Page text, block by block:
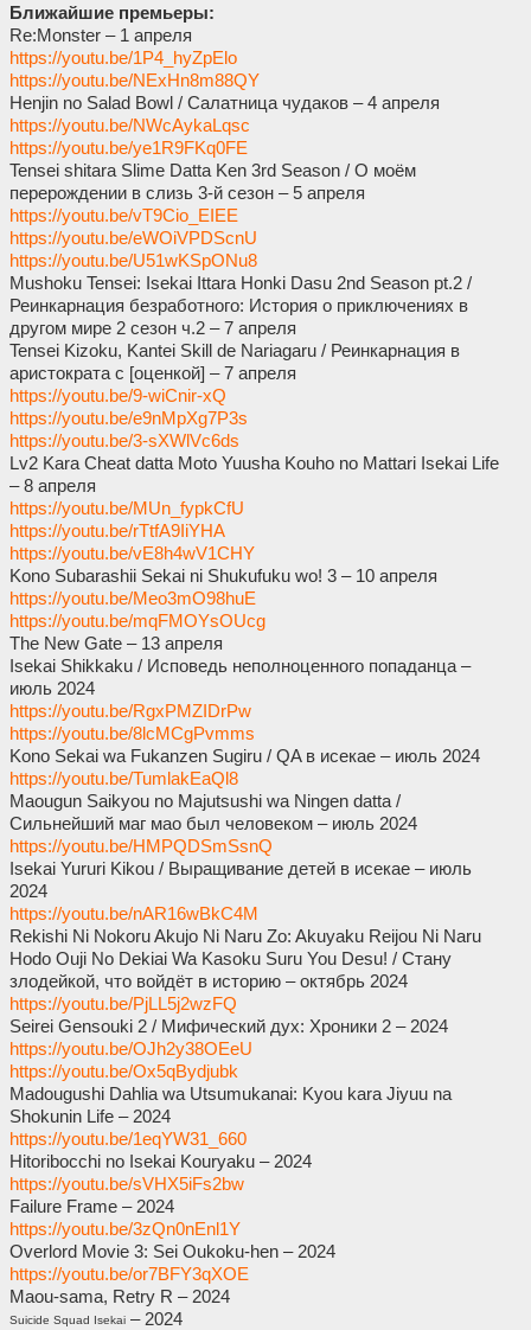
Ближайшие премьеры:
Re:Monster – 1 апреля
https://youtu.be/1P4_hyZpElo
https://youtu.be/NExHn8m88QY
Henjin no Salad Bowl / Салатница чудаков – 4 апреля
https://youtu.be/NWcAykaLqsc
https://youtu.be/ye1R9FKq0FE
Tensei shitara Slime Datta Ken 3rd Season / О моём
перерождении в слизь 3-й сезон – 5 апреля
https://youtu.be/vT9Cio_EIEE
https://youtu.be/eWOiVPDScnU
https://youtu.be/U51wKSpONu8
Mushoku Tensei: Isekai Ittara Honki Dasu 2nd Season pt.2 /
Реинкарнация безработного: История о приключениях в
другом мире 2 сезон ч.2 – 7 апреля
Tensei Kizoku, Kantei Skill de Nariagaru / Реинкарнация в
аристократа с [оценкой] – 7 апреля
https://youtu.be/9-wiCnir-xQ
https://youtu.be/e9nMpXg7P3s
https://youtu.be/3-sXWlVc6ds
Lv2 Kara Cheat datta Moto Yuusha Kouho no Mattari Isekai Life
– 8 апреля
https://youtu.be/MUn_fypkCfU
https://youtu.be/rTtfA9IiYHA
https://youtu.be/vE8h4wV1CHY
Kono Subarashii Sekai ni Shukufuku wo! 3 – 10 апреля
https://youtu.be/Meo3mO98huE
https://youtu.be/mqFMOYsOUcg
The New Gate – 13 апреля
Isekai Shikkaku / Исповедь неполноценного попаданца –
июль 2024
https://youtu.be/RgxPMZIDrPw
https://youtu.be/8lcMCgPvmms
Kono Sekai wa Fukanzen Sugiru / QA в исекае – июль 2024
https://youtu.be/TumlakEaQl8
Maougun Saikyou no Majutsushi wa Ningen datta /
Сильнейший маг мао был человеком – июль 2024
https://youtu.be/HMPQDSmSsnQ
Isekai Yururi Kikou / Выращивание детей в исекае – июль
2024
https://youtu.be/nAR16wBkC4M
Rekishi Ni Nokoru Akujo Ni Naru Zo: Akuyaku Reijou Ni Naru
Hodo Ouji No Dekiai Wa Kasoku Suru You Desu! / Стану
злодейкой, что войдёт в историю – октябрь 2024
https://youtu.be/PjLL5j2wzFQ
Seirei Gensouki 2 / Мифический дух: Хроники 2 – 2024
https://youtu.be/OJh2y38OEeU
https://youtu.be/Ox5qBydjubk
Madougushi Dahlia wa Utsumukanai: Kyou kara Jiyuu na
Shokunin Life – 2024
https://youtu.be/1eqYW31_660
Hitoribocchi no Isekai Kouryaku – 2024
https://youtu.be/sVHX5iFs2bw
Failure Frame – 2024
https://youtu.be/3zQn0nEnl1Y
Overlord Movie 3: Sei Oukoku-hen – 2024
https://youtu.be/or7BFY3qXOE
Maou-sama, Retry R – 2024
Suicide Squad Isekai – 2024